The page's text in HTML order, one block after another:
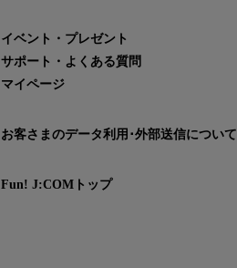
イベント・プレゼント
サポート・よくある質問
マイページ
お客さまのデータ利用･外部送信について
Fun! J:COMトップ